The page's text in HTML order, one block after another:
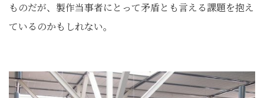
ものだが、製作当事者にとって矛盾とも言える課題を抱え
ているのかもしれない。